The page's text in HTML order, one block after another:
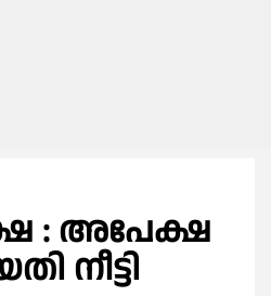
: അപേക്ഷ
നീട്ടി